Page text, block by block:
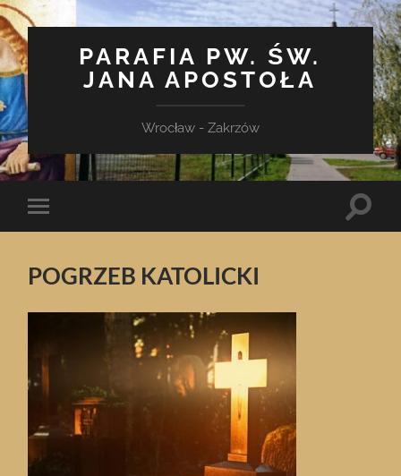
PARAFIA PW. ŚW.
JANA APOSTOŁA
Wrocław - Zakrzów
Toggle
mobile
Toggle
POGRZEB KATOLICKI